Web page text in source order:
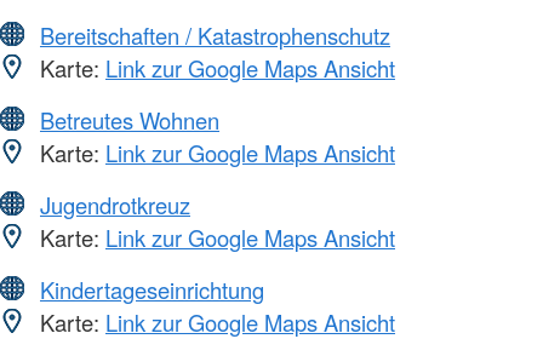
Bereitschaften / Katastrophenschutz
Karte: Link zur Google Maps Ansicht
Betreutes Wohnen
Karte: Link zur Google Maps Ansicht
Jugendrotkreuz
Karte: Link zur Google Maps Ansicht
Kindertageseinrichtung
Karte: Link zur Google Maps Ansicht